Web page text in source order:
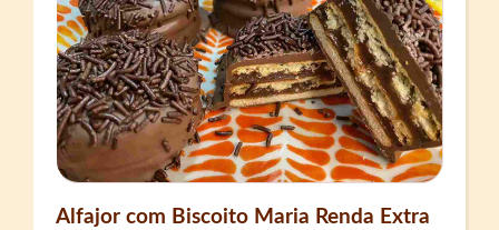
Alfajor com Biscoito Maria Renda Extra